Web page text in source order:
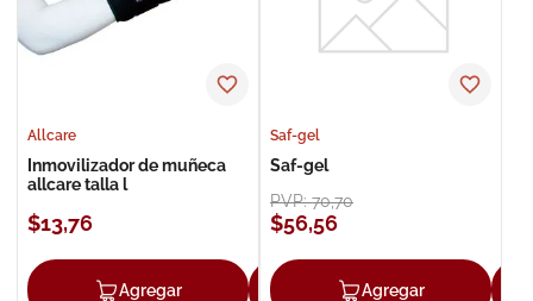
Allcare
Inmovilizador de muñeca
allcare talla l
$13,76
Agregar Agregar
Saf-gel
Saf-gel
PVP:70,70
$56,56
Agregar
nivea
10